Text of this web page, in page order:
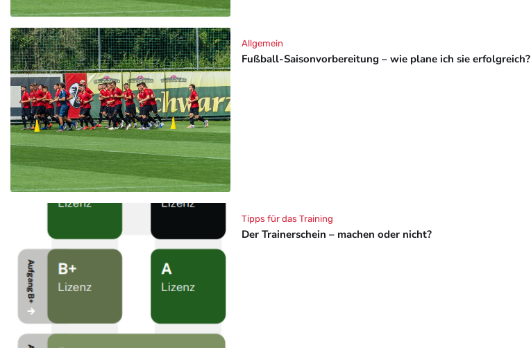
Fußball-Saisonvorbereitung – wie plane ich sie erfolgreich?
Allgemein
Der Trainerschein – machen oder nicht?
Tipps für das Training